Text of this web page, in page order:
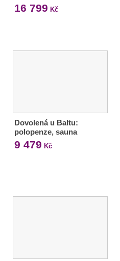
16 799 Kč
Dovolená u Baltu:
polopenze, sauna
9 479 Kč